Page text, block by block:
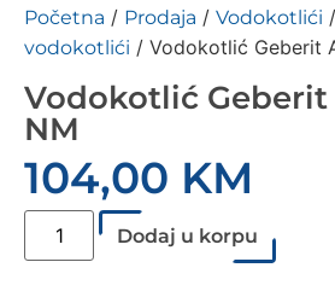
Početna / Prodaja / Vodokotlići /
vodokotlići / Vodokotlić Geberit
Vodokotlić Geberit
NM
104,00 KM
Dodaj u korpu